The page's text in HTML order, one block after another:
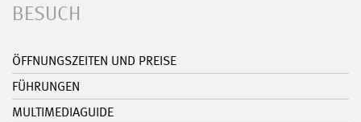
BESUCH
ÖFFNUNGSZEITEN UND PREISE
FÜHRUNGEN
MULTIMEDIAGUIDE